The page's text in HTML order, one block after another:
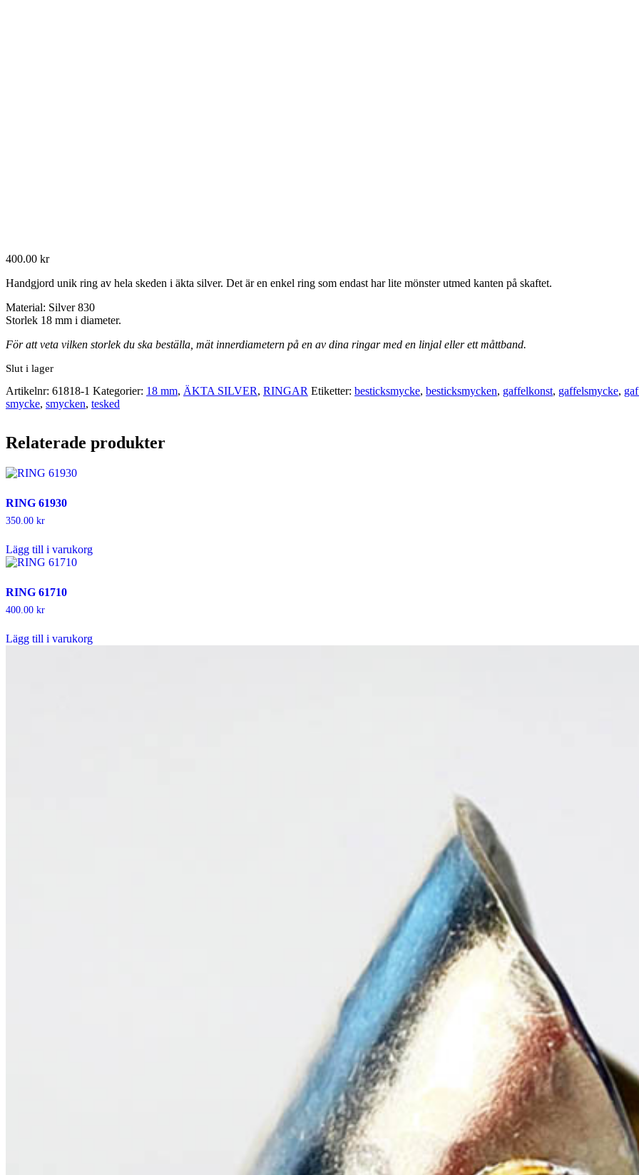
400.00 kr
Handgjord unik ring av hela skeden i äkta silver. Det är en enkel ring som endast har lite mönster utmed kanten på skaftet.
Material: Silver 830
Storlek 18 mm i diameter.
För att veta vilken storlek du ska beställa, mät innerdiametern på en av dina ringar med en linjal eller ett måttband.
Slut i lager
Artikelnr: 61818-1 Kategorier: 18 mm, ÄKTA SILVER, RINGAR Etiketter: besticksmycke, besticksmycken, gaffelkonst, gaffelsmycke,
smycke, smycken, tesked
Relaterade produkter
RING 61930
350.00 kr
Lägg till i varukorg
RING 61710
400.00 kr
Lägg till i varukorg